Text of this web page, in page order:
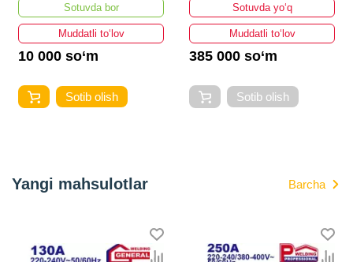
Sotuvda bor
Muddatli to‘lov
10 000 so‘m
Sotib olish
Sotuvda yo‘q
Muddatli to‘lov
385 000 so‘m
Sotib olish
Yangi mahsulotlar Barcha